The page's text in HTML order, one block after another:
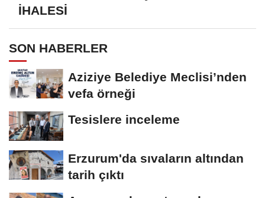
İHALESİ
SON HABERLER
Aziziye Belediye Meclisi’nden
vefa örneği
Tesislere inceleme
Erzurum'da sıvaların altından
tarih çıktı